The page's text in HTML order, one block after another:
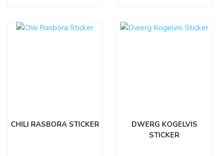
CHILI RASBORA STICKER
DWERG KOGELVIS
STICKER